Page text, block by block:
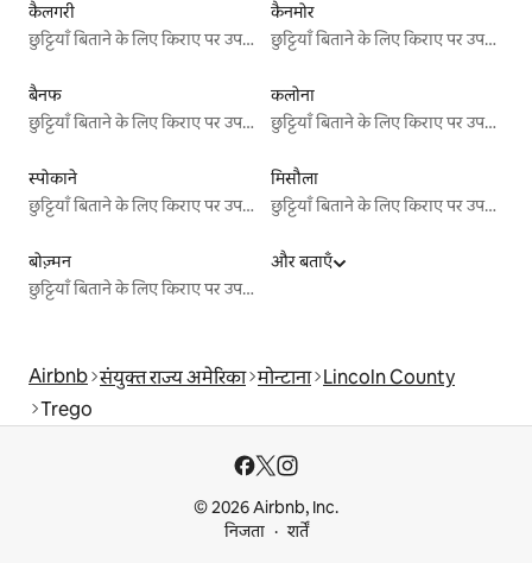
कैलगरी
छुट्टियाँ बिताने के लिए किराए पर उपलब्ध जगहें
कैनमोर
छुट्टियाँ बिताने के लिए किराए पर उपलब्ध जगहें
बैनफ
छुट्टियाँ बिताने के लिए किराए पर उपलब्ध जगहें
कलोना
छुट्टियाँ बिताने के लिए किराए पर उपलब्ध जगहें
स्पोकाने
छुट्टियाँ बिताने के लिए किराए पर उपलब्ध जगहें
मिसौला
छुट्टियाँ बिताने के लिए किराए पर उपलब्ध जगहें
बोज़्मन
छुट्टियाँ बिताने के लिए किराए पर उपलब्ध जगहें
और बताएँ
Airbnb संयुक्त राज्य अमेरिका मोन्टाना Lincoln County
Trego
© 2026 Airbnb, Inc.
निजता
शर्तें